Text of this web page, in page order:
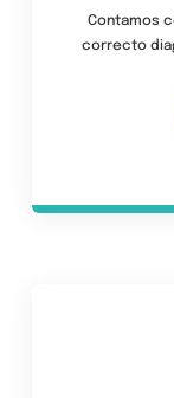
Contamos
correcto